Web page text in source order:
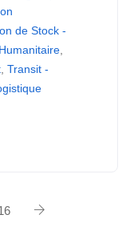
de Stock -
,
, Transit -